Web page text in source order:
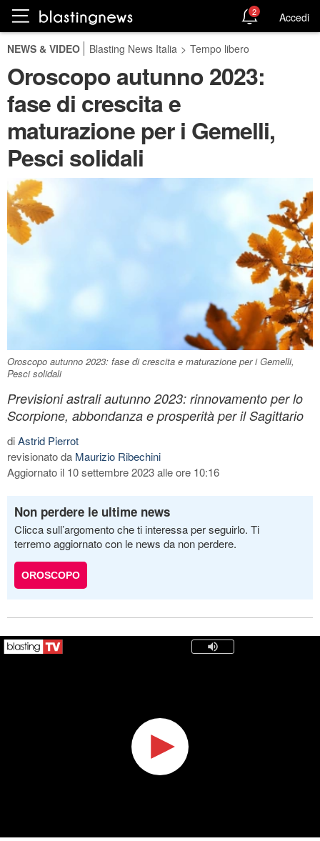
2 Accedi
NEWS & VIDEO Blasting News Italia > Tempo libero
Oroscopo autunno 2023:
fase di crescita e
maturazione per i Gemelli,
Pesci solidali
Oroscopo autunno 2023: fase di crescita e maturazione per i Gemelli,
Pesci solidali
Previsioni astrali autunno 2023: rinnovamento per lo
Scorpione, abbondanza e prosperità per il Sagittario
diAstrid Pierrot
revisionato da Maurizio Ribechini
Aggiornato il 10 settembre 2023 alle ore 10:16
Non perdere le ultime news
Clicca sull’argomento che ti interessa per seguirlo. Ti
terremo aggiornato con le news da non perdere.
OROSCOPO